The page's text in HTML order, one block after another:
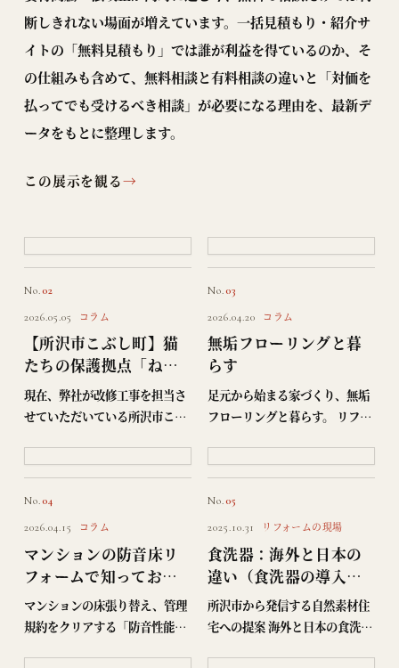
断しきれない場面が増えています。一括見積もり・紹介サ
イトの「無料見積もり」では誰が利益を得ているのか、そ
の仕組みも含めて、無料相談と有料相談の違いと「対価を
払ってでも受けるべき相談」が必要になる理由を、最新デ
ータをもとに整理します。
この展示を観る→
No.02
2026.05.05
コラム
【所沢市こぶし町】猫
たちの保護拠点「ねこ
ねすと」改修工事レポ
ートとご支援のお願い
現在、弊社が改修工事を担当さ
せていただいている所沢市こぶ
として生まれ変わる準備が、現
在も進められています。 ねこね
すとを進めていらっしゃ…
No.03
2026.04.20
コラム
無垢フローリングと暮
らす
足元から始まる家づくり、無垢
フローリングと暮らす。 リフォ
「床」のお話です。 考えてみれ
ば、家の中でいちばん長く体に
触れているのは床。だから…
No.04
2026.04.15
コラム
マンションの防音床リ
フォームで知っておく
べき「L値」の基準と床
材選びのコツ
マンションの床張り替え、管理
規約をクリアする「防音性能」
No.05
2025.10.31
リフォームの現場
食洗器：海外と日本の
違い（食洗器の導入で
時間を節約）
所沢市から発信する自然素材住
宅への提案 海外と日本の食洗器